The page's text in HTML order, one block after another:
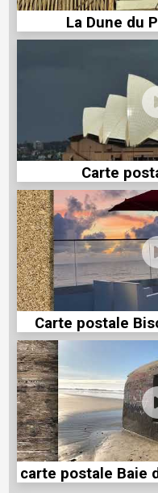
La Dune du
Carte
Carte postale
carte postale Baie